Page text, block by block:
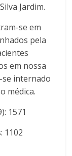
Jardim.
se em
pela
em nossa
se internado
médica.
1571
1102